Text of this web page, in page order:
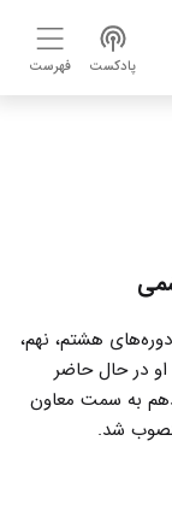
پادکست فهرست
هشتم، نهم،
در حال حاضر
به سمت معاون
شد.